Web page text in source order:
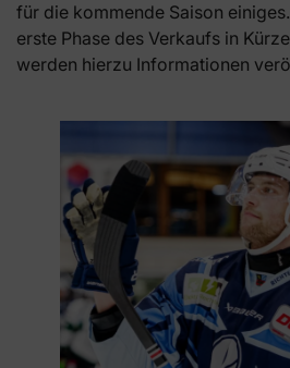
für die kommende Saison
erste Phase des Verkaufs in
werden hierzu Informationen